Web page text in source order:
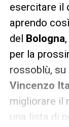
esercitare il
aprendo
del Bologna
per la
rossoblù, su
Vincenzo
migliorare il
una lista di